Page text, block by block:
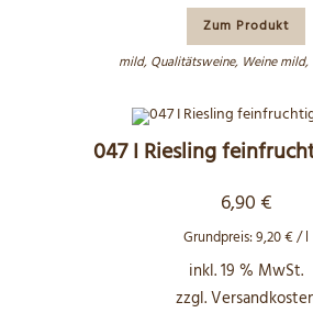
Zum Produkt
mild, Qualitätsweine, Weine mild,
047 I Riesling
6,90 €
Grundpreis:9,20€/l
inkl. 19 % MwSt.
zzgl.